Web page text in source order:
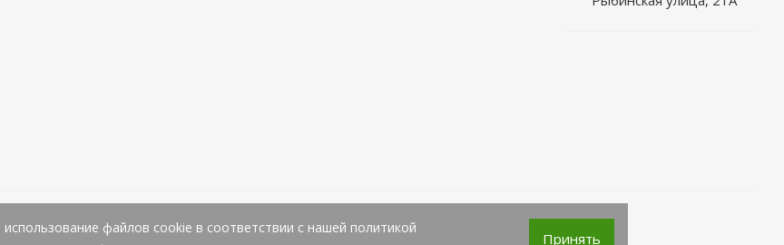
файлов cookie в соответствии с нашей политикой
Принять